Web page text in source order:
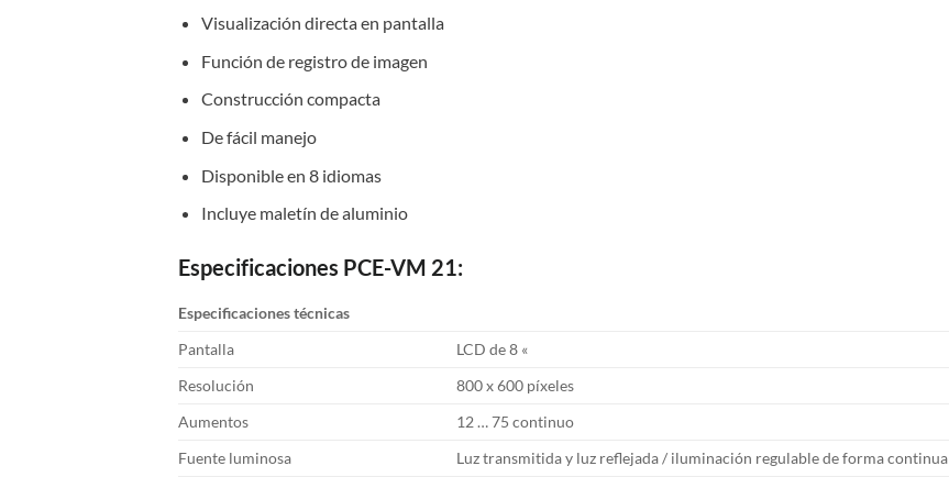
Visualización directa en pantalla
Función de registro de imagen
Construcción compacta
De fácil manejo
Disponible en 8 idiomas
Incluye maletín de aluminio
Especificaciones PCE-VM 21:
Especificaciones técnicas
Pantalla
LCD de 8 «
Resolución
800 x 600 píxeles
Aumentos
12 … 75 continuo
Fuente luminosa
Luz transmitida y luz reflejada / iluminación regulable de forma continua